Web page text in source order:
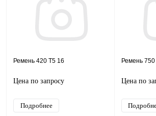
Ремень 420 T5 16
Цена по запросу
Подробнее
Ремень
Цена по